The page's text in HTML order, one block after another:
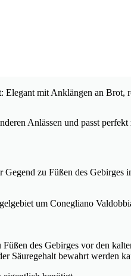
Elegant mit Anklängen an
Anlässen und passt
zu Füßen des
um Conegliano
des Gebirges vor den
Säuregehalt bewahrt werden